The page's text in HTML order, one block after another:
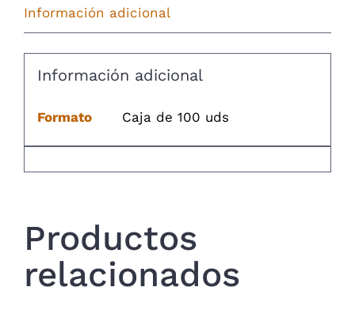
Información adicional
Información adicional
Formato Caja de 100 uds
Productos
relacionados